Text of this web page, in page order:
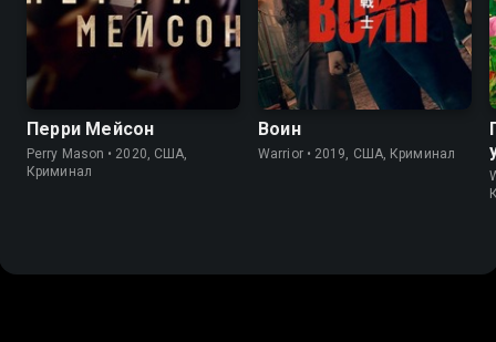
Перри Мейсон
Perry Mason • 2020, США,
Криминал
8.2 8.4
Воин
Warrior • 2019, США, Криминал